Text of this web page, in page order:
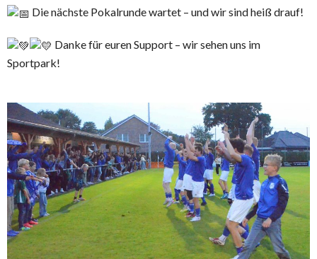
Die nächste Pokalrunde wartet – und wir sind heiß drauf!
Danke für euren Support – wir sehen uns im
Sportpark!